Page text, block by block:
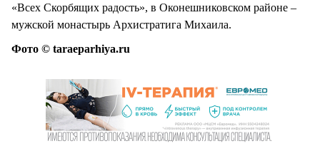
«Всех Скорбящих радость», в Оконешниковском районе –
мужской монастырь Архистратига Михаила.
Фото © taraeparhiya.ru